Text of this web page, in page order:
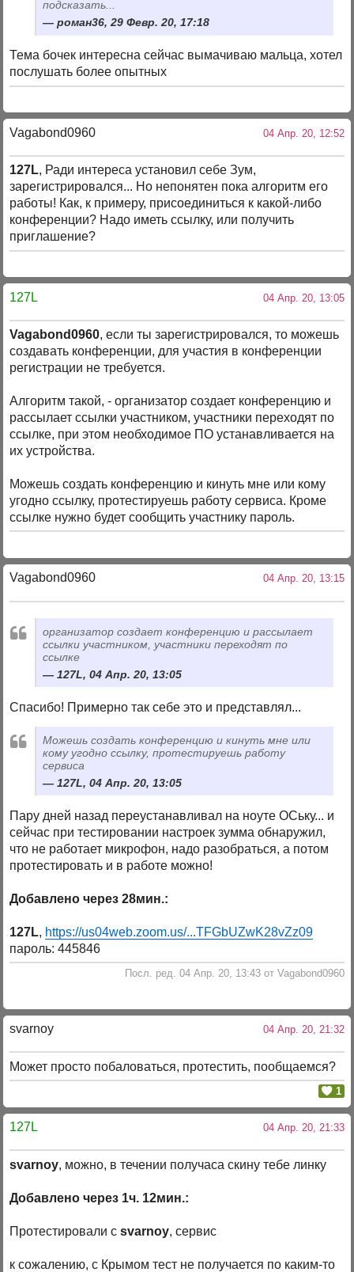
подсказать...
роман36, 29 Февр. 20, 17:18
Тема бочек интересна сейчас вымачиваю мальца, хотел
послушать более опытных
Vagabond0960 04 Апр. 20, 12:52
127L, Ради интереса установил себе Зум,
зарегистрировался... Но непонятен пока алгоритм его
работы! Как, к примеру, присоединиться к какой-либо
конференции? Надо иметь ссылку, или получить
приглашение?
127L 04 Апр. 20, 13:05
Vagabond0960, если ты зарегистрировался, то можешь
создавать конференции, для участия в конференции
регистрации не требуется.
Алгоритм такой, - организатор создает конференцию и
рассылает ссылки участником, участники переходят по
ссылке, при этом необходимое ПО устанавливается на
их устройства.
Можешь создать конференцию и кинуть мне или кому
угодно ссылку, протестируешь работу сервиса. Кроме
ссылке нужно будет сообщить участнику пароль.
Vagabond0960 04 Апр. 20, 13:15
организатор создает конференцию и рассылает
ссылки участником, участники переходят по
ссылке
127L, 04 Апр. 20, 13:05
Спасибо! Примерно так себе это и представлял...
Можешь создать конференцию и кинуть мне или
кому угодно ссылку, протестируешь работу
сервиса
127L, 04 Апр. 20, 13:05
Пару дней назад переустанавливал на ноуте ОСьку... и
сейчас при тестировании настроек зумма обнаружил,
что не работает микрофон, надо разобраться, а потом
протестировать и в работе можно!
Добавлено через 28мин.:
127L, https://us04web.zoom.us/...TFGbUZwK28vZz09
пароль: 445846
Посл. ред. 04 Апр. 20, 13:43 от Vagabond0960
svarnoy 04 Апр. 20, 21:32
Может просто побаловаться, протестить, пообщаемся?
1
127L 04 Апр. 20, 21:33
svarnoy, можно, в течении получаса скину тебе линку
Добавлено через 1ч. 12мин.:
Протестировали сsvarnoy, сервис
к сожалению, с Крымом тест не получается по каким-то